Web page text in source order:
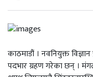
काठमाडौं । नवनियुक्त विज्ञान
पदभार ग्रहण गरेका छन् ।